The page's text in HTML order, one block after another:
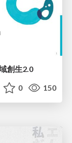
創生2.0
0 150